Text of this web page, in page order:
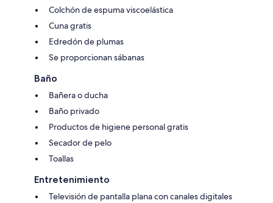
Colchón de espuma viscoelástica
Cuna gratis
Edredón de plumas
Se proporcionan sábanas
Baño
Bañera o ducha
Baño privado
Productos de higiene personal gratis
Secador de pelo
Toallas
Entretenimiento
Televisión de pantalla plana con canales digitales